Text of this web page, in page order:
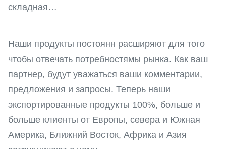
складная…
Наши продукты постоянн расширяют для того
чтобы отвечать потребностямы рынка. Как ваш
партнер, будут уважаться ваши комментарии,
предложения и запросы. Теперь наши
экспортированные продукты 100%, больше и
больше клиенты от Европы, севера и Южная
Америка, Ближний Восток, Африка и Азия